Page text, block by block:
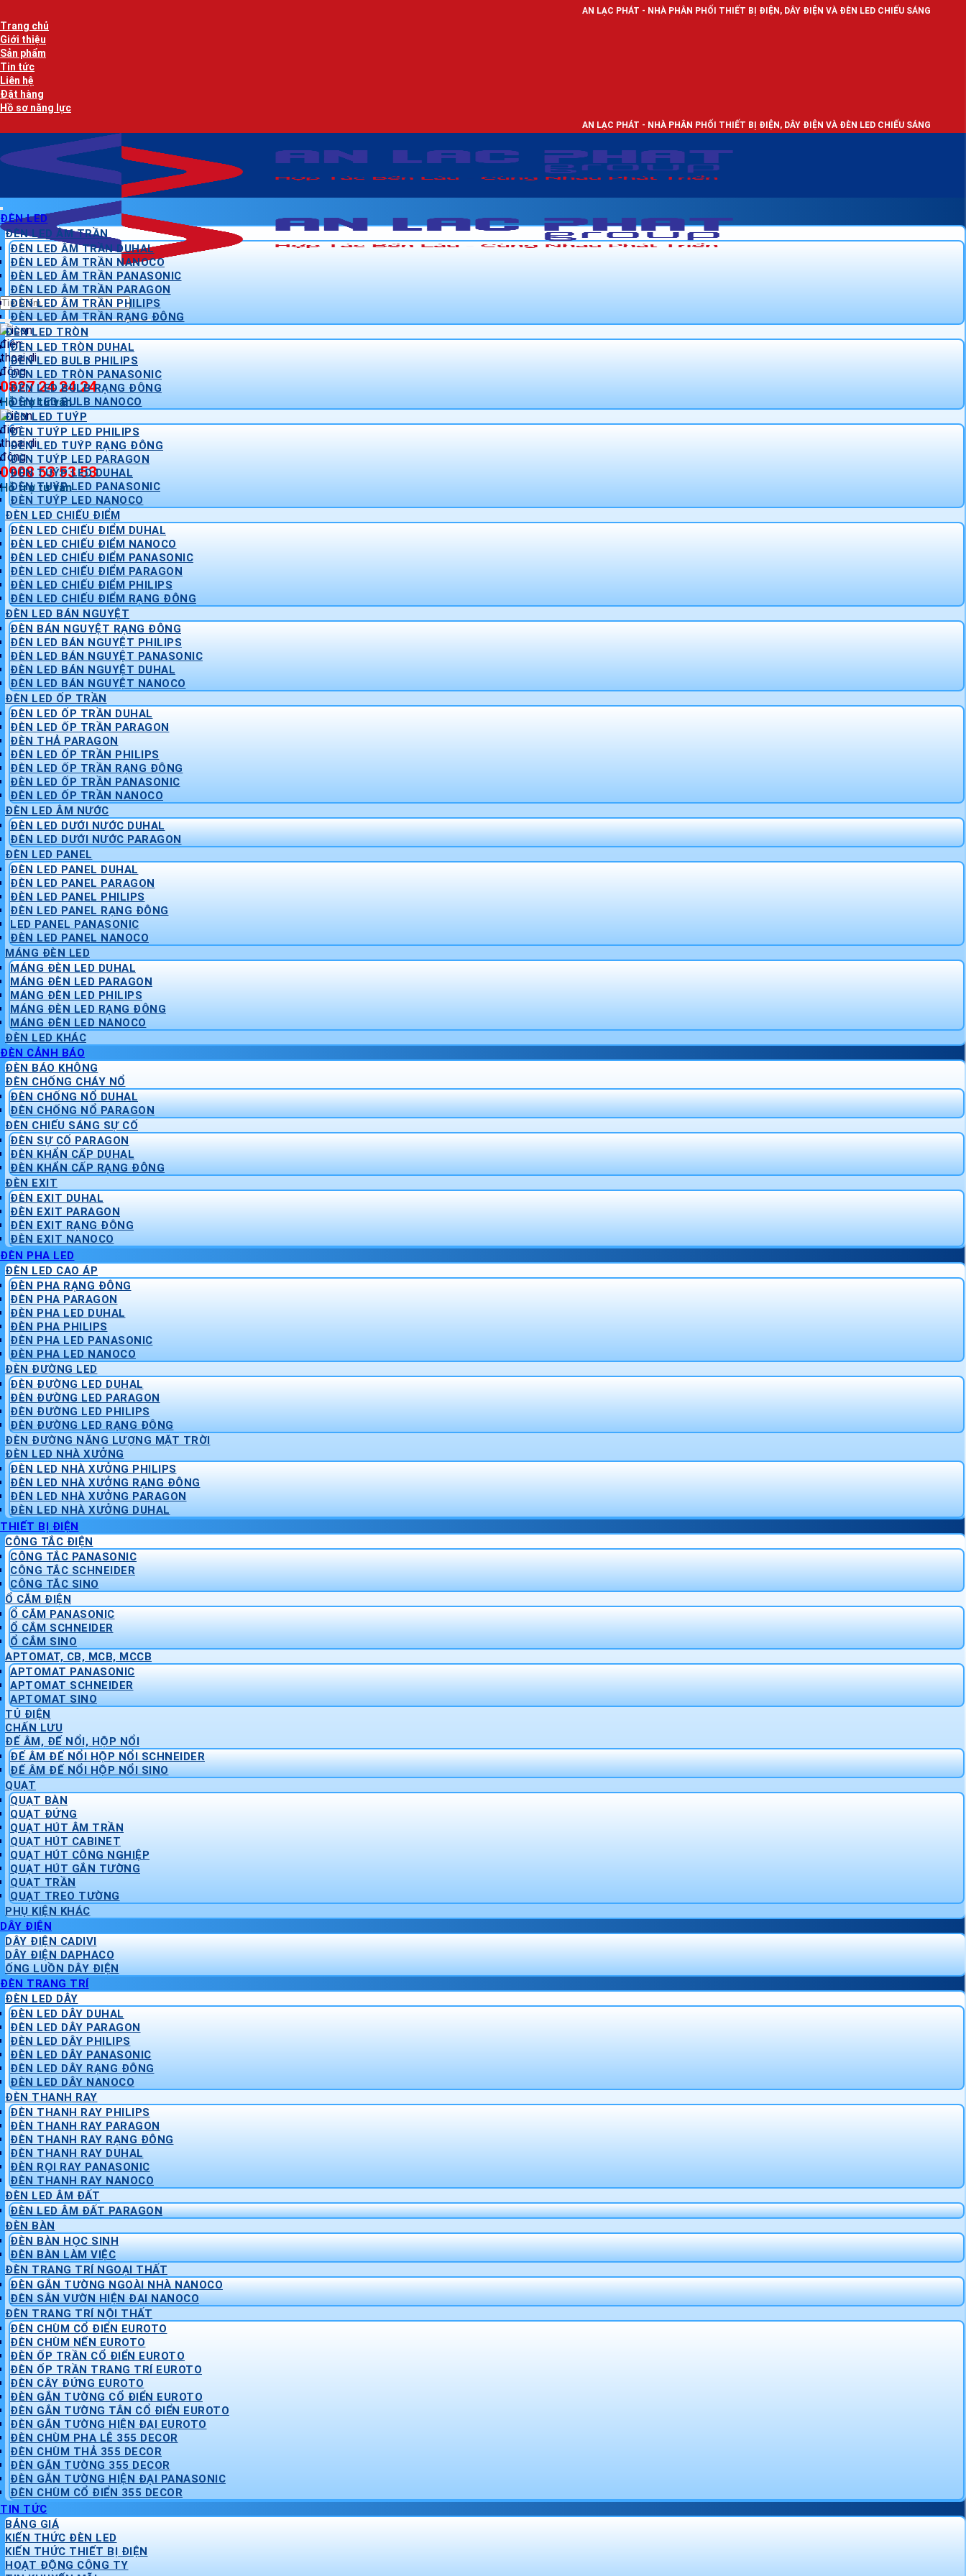
qua
nội
dung
AN LẠC PHÁT - NHÀ PHÂN PHỐI THIẾT BỊ ĐIỆN, DÂY ĐIỆN VÀ ĐÈN LED CHIẾU SÁNG
Trang chủ
Giới thiệu
Sản phẩm
Tin tức
Liên hệ
Đặt hàng
Hồ sơ năng lực
AN LẠC PHÁT - NHÀ PHÂN PHỐI THIẾT BỊ ĐIỆN, DÂY ĐIỆN VÀ ĐÈN LED CHIẾU SÁNG
Tìm
kiếm:
0827 24 24 24
Hỗ trợ tư vấn
0908 53 53 53
Hỗ trợ tư vấn
ĐÈN LED
ĐÈN LED ÂM TRẦN
ĐÈN LED ÂM TRẦN DUHAL
ĐÈN LED ÂM TRẦN NANOCO
ĐÈN LED ÂM TRẦN PANASONIC
ĐÈN LED ÂM TRẦN PARAGON
ĐÈN LED ÂM TRẦN PHILIPS
ĐÈN LED ÂM TRẦN RẠNG ĐÔNG
ĐÈN LED TRÒN
ĐÈN LED TRÒN DUHAL
ĐÈN LED BULB PHILIPS
ĐÈN LED TRÒN PANASONIC
ĐÈN LED BULB RẠNG ĐÔNG
ĐÈN LED BULB NANOCO
ĐÈN LED TUÝP
ĐÈN TUÝP LED PHILIPS
ĐÈN LED TUÝP RẠNG ĐÔNG
ĐÈN TUÝP LED PARAGON
ĐÈN TUÝP LED DUHAL
ĐÈN TUÝP LED PANASONIC
ĐÈN TUÝP LED NANOCO
ĐÈN LED CHIẾU ĐIỂM
ĐÈN LED CHIẾU ĐIỂM DUHAL
ĐÈN LED CHIẾU ĐIỂM NANOCO
ĐÈN LED CHIẾU ĐIỂM PANASONIC
ĐÈN LED CHIẾU ĐIỂM PARAGON
ĐÈN LED CHIẾU ĐIỂM PHILIPS
ĐÈN LED CHIẾU ĐIỂM RẠNG ĐÔNG
ĐÈN LED BÁN NGUYỆT
ĐÈN BÁN NGUYỆT RẠNG ĐÔNG
ĐÈN LED BÁN NGUYỆT PHILIPS
ĐÈN LED BÁN NGUYỆT PANASONIC
ĐÈN LED BÁN NGUYỆT DUHAL
ĐÈN LED BÁN NGUYỆT NANOCO
ĐÈN LED ỐP TRẦN
ĐÈN LED ỐP TRẦN DUHAL
ĐÈN LED ỐP TRẦN PARAGON
ĐÈN THẢ PARAGON
ĐÈN LED ỐP TRẦN PHILIPS
ĐÈN LED ỐP TRẦN RẠNG ĐÔNG
ĐÈN LED ỐP TRẦN PANASONIC
ĐÈN LED ỐP TRẦN NANOCO
ĐÈN LED ÂM NƯỚC
ĐÈN LED DƯỚI NƯỚC DUHAL
ĐÈN LED DƯỚI NƯỚC PARAGON
ĐÈN LED PANEL
ĐÈN LED PANEL DUHAL
ĐÈN LED PANEL PARAGON
ĐÈN LED PANEL PHILIPS
ĐÈN LED PANEL RẠNG ĐÔNG
LED PANEL PANASONIC
ĐÈN LED PANEL NANOCO
MÁNG ĐÈN LED
MÁNG ĐÈN LED DUHAL
MÁNG ĐÈN LED PARAGON
MÁNG ĐÈN LED PHILIPS
MÁNG ĐÈN LED RẠNG ĐÔNG
MÁNG ĐÈN LED NANOCO
ĐÈN LED KHÁC
ĐÈN CẢNH BÁO
ĐÈN BÁO KHÔNG
ĐÈN CHỐNG CHÁY NỔ
ĐÈN CHỐNG NỔ DUHAL
ĐÈN CHỐNG NỔ PARAGON
ĐÈN CHIẾU SÁNG SỰ CỐ
ĐÈN SỰ CỐ PARAGON
ĐÈN KHẨN CẤP DUHAL
ĐÈN KHẨN CẤP RẠNG ĐÔNG
ĐÈN EXIT
ĐÈN EXIT DUHAL
ĐÈN EXIT PARAGON
ĐÈN EXIT RẠNG ĐÔNG
ĐÈN EXIT NANOCO
ĐÈN PHA LED
ĐÈN LED CAO ÁP
ĐÈN PHA RẠNG ĐÔNG
ĐÈN PHA PARAGON
ĐÈN PHA LED DUHAL
ĐÈN PHA PHILIPS
ĐÈN PHA LED PANASONIC
ĐÈN PHA LED NANOCO
ĐÈN ĐƯỜNG LED
ĐÈN ĐƯỜNG LED DUHAL
ĐÈN ĐƯỜNG LED PARAGON
ĐÈN ĐƯỜNG LED PHILIPS
ĐÈN ĐƯỜNG LED RẠNG ĐÔNG
ĐÈN ĐƯỜNG NĂNG LƯỢNG MẶT TRỜI
ĐÈN LED NHÀ XƯỞNG
ĐÈN LED NHÀ XƯỞNG PHILIPS
ĐÈN LED NHÀ XƯỞNG RẠNG ĐÔNG
ĐÈN LED NHÀ XƯỞNG PARAGON
ĐÈN LED NHÀ XƯỞNG DUHAL
THIẾT BỊ ĐIỆN
CÔNG TẮC ĐIỆN
CÔNG TẮC PANASONIC
CÔNG TẮC SCHNEIDER
CÔNG TẮC SINO
Ổ CẮM ĐIỆN
Ổ CẮM PANASONIC
Ổ CẮM SCHNEIDER
Ổ CẮM SINO
APTOMAT, CB, MCB, MCCB
APTOMAT PANASONIC
APTOMAT SCHNEIDER
APTOMAT SINO
TỦ ĐIỆN
CHẤN LƯU
ĐẾ ÂM, ĐẾ NỔI, HỘP NỔI
ĐẾ ÂM ĐẾ NỔI HỘP NỔI SCHNEIDER
ĐẾ ÂM ĐẾ NỔI HỘP NỔI SINO
QUẠT
QUẠT BÀN
QUẠT ĐỨNG
QUẠT HÚT ÂM TRẦN
QUẠT HÚT CABINET
QUẠT HÚT CÔNG NGHIỆP
QUẠT HÚT GẮN TƯỜNG
QUẠT TRẦN
QUẠT TREO TƯỜNG
PHỤ KIỆN KHÁC
DÂY ĐIỆN
DÂY ĐIỆN CADIVI
DÂY ĐIỆN DAPHACO
ỐNG LUỒN DÂY ĐIỆN
ĐÈN TRANG TRÍ
ĐÈN LED DÂY
ĐÈN LED DÂY DUHAL
ĐÈN LED DÂY PARAGON
ĐÈN LED DÂY PHILIPS
ĐÈN LED DÂY PANASONIC
ĐÈN LED DÂY RẠNG ĐÔNG
ĐÈN LED DÂY NANOCO
ĐÈN THANH RAY
ĐÈN THANH RAY PHILIPS
ĐÈN THANH RAY PARAGON
ĐÈN THANH RAY RẠNG ĐÔNG
ĐÈN THANH RAY DUHAL
ĐÈN RỌI RAY PANASONIC
ĐÈN THANH RAY NANOCO
ĐÈN LED ÂM ĐẤT
ĐÈN LED ÂM ĐẤT PARAGON
ĐÈN BÀN
ĐÈN BÀN HỌC SINH
ĐÈN BÀN LÀM VIỆC
ĐÈN TRANG TRÍ NGOẠI THẤT
ĐÈN GẮN TƯỜNG NGOÀI NHÀ NANOCO
ĐÈN SÂN VƯỜN HIỆN ĐẠI NANOCO
ĐÈN TRANG TRÍ NỘI THẤT
ĐÈN CHÙM CỔ ĐIỂN EUROTO
ĐÈN CHÙM NẾN EUROTO
ĐÈN ỐP TRẦN CỔ ĐIỂN EUROTO
ĐÈN ỐP TRẦN TRANG TRÍ EUROTO
ĐÈN CÂY ĐỨNG EUROTO
ĐÈN GẮN TƯỜNG CỔ ĐIỂN EUROTO
ĐÈN GẮN TƯỜNG TÂN CỔ ĐIỂN EUROTO
ĐÈN GẮN TƯỜNG HIỆN ĐẠI EUROTO
ĐÈN CHÙM PHA LÊ 355 DECOR
ĐÈN CHÙM THẢ 355 DECOR
ĐÈN GẮN TƯỜNG 355 DECOR
ĐÈN GẮN TƯỜNG HIỆN ĐẠI PANASONIC
ĐÈN CHÙM CỔ ĐIỂN 355 DECOR
TIN TỨC
BẢNG GIÁ
KIẾN THỨC ĐÈN LED
KIẾN THỨC THIẾT BỊ ĐIỆN
HOẠT ĐỘNG CÔNG TY